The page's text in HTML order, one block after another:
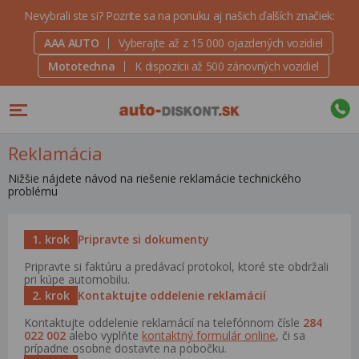
Nevybrali ste si? Pozrite sa na ponuku aj našich ďalších značiek:
AAA AUTO
Vyberajte až z 15 000 ojazdených vozidiel
Mototechna
K dispozícii až 500 zánovných vozidiel
Reklamácia
Nižšie nájdete návod na riešenie reklamácie technického
problému
1. krok Pripravte si dokumenty
Pripravte si faktúru a predávací protokol, ktoré ste obdržali
pri kúpe automobilu.
2. krok Kontaktujte oddelenie reklamácií
Kontaktujte oddelenie reklamácií na telefónnom čísle 284
022 002 alebo vyplňte kontaktný formulár online, či sa
prípadne osobne dostavte na pobočku.